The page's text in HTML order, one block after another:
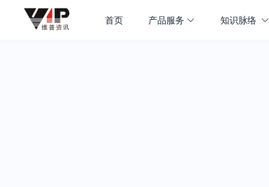
首页 产品服务 知识脉络